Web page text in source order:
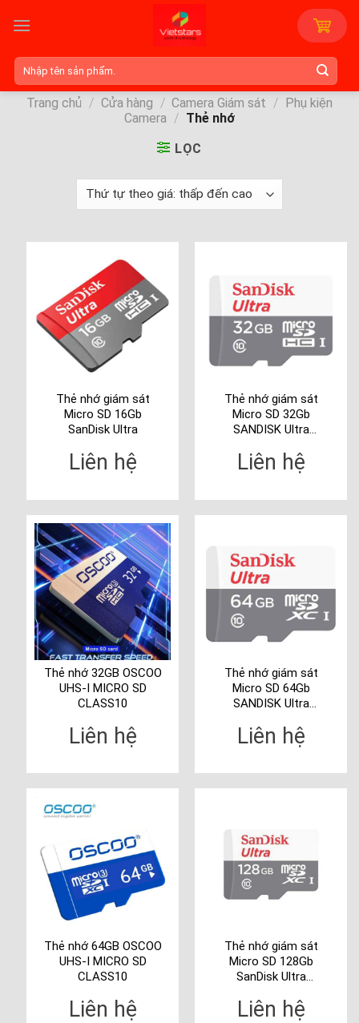
Tìm
kiếm:
Trang chủ / Cửa hàng / Camera Giám sát / Phụ kiện
Camera / Thẻ nhớ
LỌC
Thẻ nhớ giám sát
Micro SD 16Gb
SanDisk Ultra
Liên hệ
Thẻ nhớ giám sát
Micro SD 32Gb
SANDISK Ultra
GN6MN
Liên hệ
Thẻ nhớ 32GB OSCOO
UHS-I MICRO SD
CLASS10
Liên hệ
Thẻ nhớ giám sát
Micro SD 64Gb
SANDISK Ultra
GN6MN
Liên hệ
Thẻ nhớ 64GB OSCOO
UHS-I MICRO SD
CLASS10
Liên hệ
Thẻ nhớ giám sát
Micro SD 128Gb
SanDisk Ultra
GN6MN
Liên hệ